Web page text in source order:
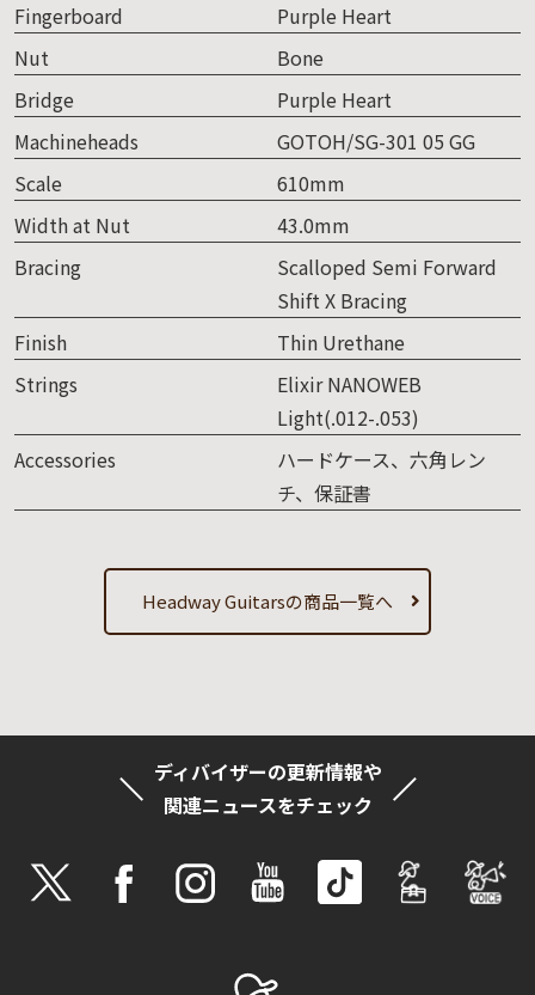
Fingerboard
Purple Heart
Nut
Bone
Bridge
Purple Heart
Machineheads
GOTOH/SG-301 05 GG
Scale
610mm
Width at Nut
43.0mm
Bracing
Scalloped Semi Forward
Shift X Bracing
Finish
Thin Urethane
Strings
Elixir NANOWEB
Light(.012-.053)
Accessories
ハードケース、六角レン
チ、保証書
Headway Guitarsの商品一覧へ
ディバイザーの更新情報や
関連ニュースをチェック